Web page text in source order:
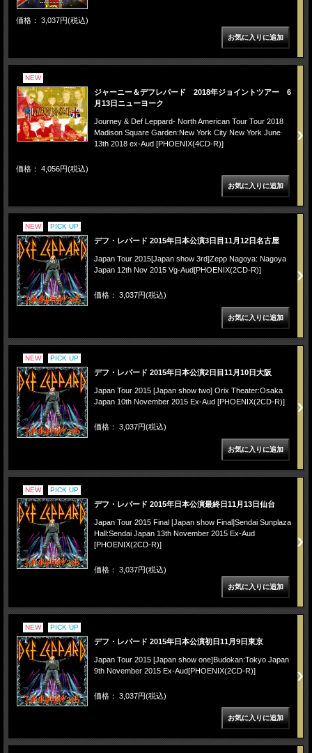
価格： 3,037円(税込)
NEW
ジャーニー＆デフレパード 2018年ジョイントツアー 6
月13日ニューヨーク
Journey & Def Leppard- North American Tour Tour 2018
Madison Square Garden:New York City New York June
13th 2018 ex-Aud [PHOENIX(4CD-R)]
価格： 4,056円(税込)
NEW PICK UP
デフ・レパード 2015年日本公演3日目11月12日名古屋
Japan Tour 2015[Japan show 3rd]Zepp Nagoya: Nagoya
Japan 12th Nov 2015 Vg-Aud[PHOENIX(2CD-R)]
価格： 3,037円(税込)
NEW PICK UP
デフ・レパード 2015年日本公演2日目11月10日大阪
Japan Tour 2015 [Japan show two] Orix Theater:Osaka
Japan 10th November 2015 Ex-Aud [PHOENIX(2CD-R)]
価格： 3,037円(税込)
NEW PICK UP
デフ・レパード 2015年日本公演最終日11月13日仙台
Japan Tour 2015 Final [Japan show Final]Sendai Sunplaza
Hall:Sendai Japan 13th November 2015 Ex-Aud
[PHOENIX(2CD-R)]
価格： 3,037円(税込)
NEW PICK UP
デフ・レパード 2015年日本公演初日11月9日東京
Japan Tour 2015 [Japan show one]Budokan:Tokyo Japan
9th November 2015 Ex-Aud[PHOENIX(2CD-R)]
価格： 3,037円(税込)